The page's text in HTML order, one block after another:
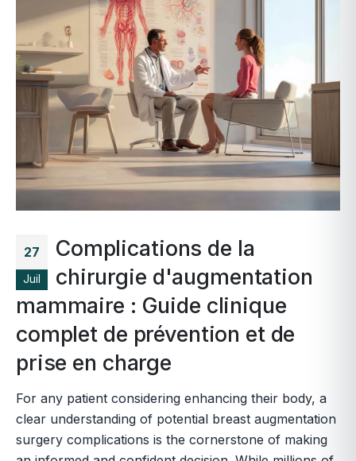
27
Juil
Complications de la
chirurgie d'augmentation
mammaire : Guide clinique
complet de prévention et de
prise en charge
For any patient considering enhancing their body, a
clear understanding of potential breast augmentation
surgery complications is the cornerstone of making